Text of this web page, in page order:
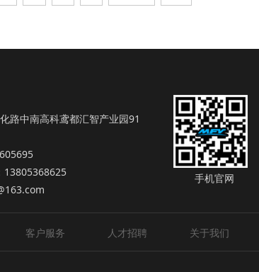
路中南高科鸢都汇智产业园91
手机官网
客户服务 人才招聘 关于我们